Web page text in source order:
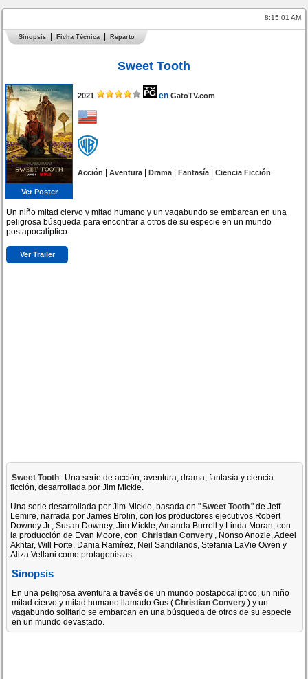
8:15:01 AM
Sinopsis Ficha Técnica Reparto
Sweet Tooth
Ver Poster
2021 en GatoTV.com
Acción |Aventura|Drama|Fantasía|Ciencia Ficción
Un niño mitad ciervo y mitad humano y un vagabundo se embarcan en una
peligrosa búsqueda para encontrar a otros de su especie en un mundo
postapocalíptico.
Ver Trailer
Sweet Tooth : Una serie de acción, aventura, drama, fantasía y ciencia
ficción, desarrollada por Jim Mickle.
Una serie desarrollada por Jim Mickle, basada en "Sweet Tooth" de Jeff
Lemire, narrada por James Brolin, con los productores ejecutivos Robert
Downey Jr., Susan Downey, Jim Mickle, Amanda Burrell y Linda Moran, con
la producción de Evan Moore, con Christian Convery , Nonso Anozie, Adeel
Akhtar, Will Forte, Dania Ramírez, Neil Sandilands, Stefania LaVie Owen y
Aliza Vellani como protagonistas.
Sinopsis
En una peligrosa aventura a través de un mundo postapocalíptico, un niño
mitad ciervo y mitad humano llamado Gus (Christian Convery) y un
vagabundo solitario se embarcan en una búsqueda de otros de su especie
en un mundo devastado.